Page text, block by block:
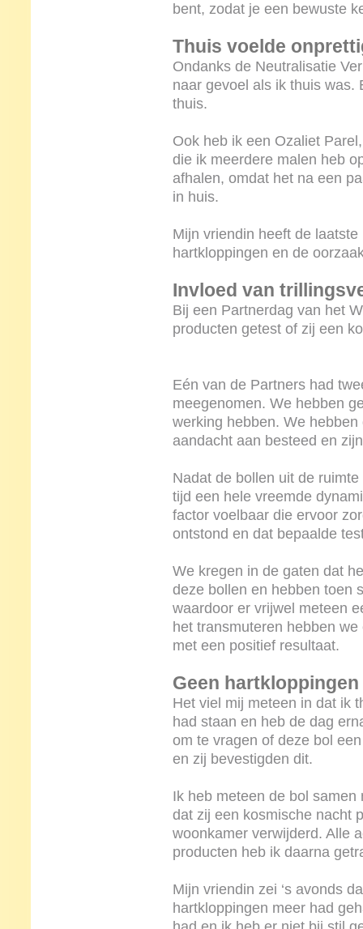
bent, zodat je een bewuste
Thuis voelde
Ondanks de Neutralisatie
naar gevoel als ik thuis was.
thuis.
Ook heb ik een Ozaliet
die ik meerdere malen heb
afhalen, omdat het na een
in huis.
Mijn vriendin heeft de
hartkloppingen en de
Invloed van
Bij een Partnerdag van het
producten getest of zij een
Eén van de Partners had
meegenomen. We hebben
werking hebben. We
aandacht aan besteed en
Nadat de bollen uit de
tijd een hele vreemde
factor voelbaar die ervoor
ontstond en dat bepaalde
We kregen in de gaten dat
deze bollen en hebben toen
waardoor er vrijwel meteen
het transmuteren hebben
met een positief resultaat.
Geen hartkloppingen
Het viel mij meteen in dat ik
had staan en heb de dag
om te vragen of deze bol
en zij bevestigden dit.
Ik heb meteen de bol
dat zij een kosmische nacht
woonkamer verwijderd. Alle
producten heb ik daarna
Mijn vriendin zei ‘s avonds
hartkloppingen meer had